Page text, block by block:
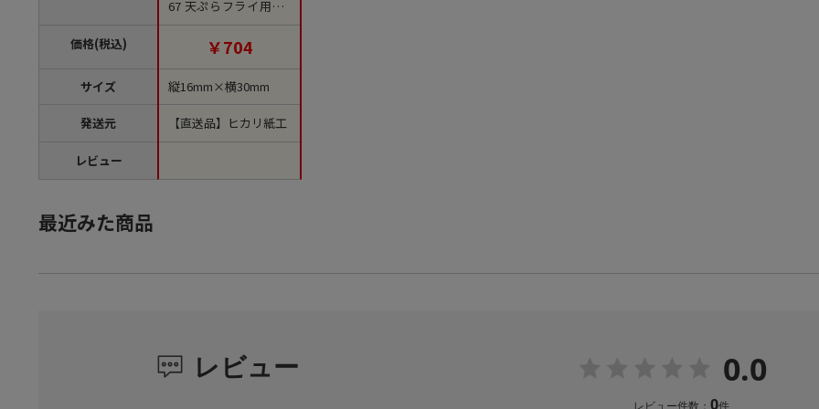
価格(税込)
サイズ
発送元
レビュー
67 天ぷらフライ用 1
袋（ご注文単位1袋）
【直送品】￥704
縦16mm×横30mm
【直送品】ヒカリ紙工
最近みた商品
レビュー 0.0
レビュー件数： 0件